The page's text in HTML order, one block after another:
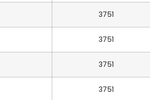
3751
3751
3751
3751